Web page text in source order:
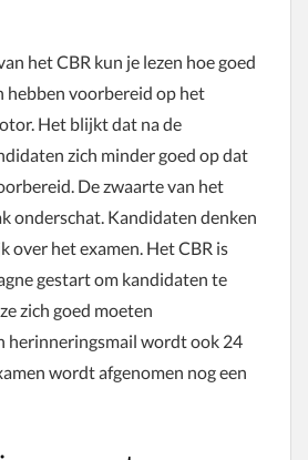
het CBR kun je lezen hoe goed
hebben voorbereid op het
Het blijkt dat na de
zich minder goed op dat
De zwaarte van het
onderschat. Kandidaten denken
over het examen. Het CBR is
gestart om kandidaten te
zich goed moeten
herinneringsmail wordt ook 24
wordt afgenomen nog een